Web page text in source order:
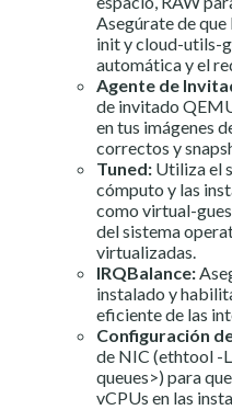
Asegúrate de que
init y cloud-utils-
automática y el
Agente de
de invitado
en tus imágenes
correctos y
Tuned: Utiliza el
cómputo y las
como virtual-
del sistema
virtualizadas.
IRQBalance:
instalado y
eficiente de las
Configuración
de NIC (ethtool -
queues>) para
vCPUs en las